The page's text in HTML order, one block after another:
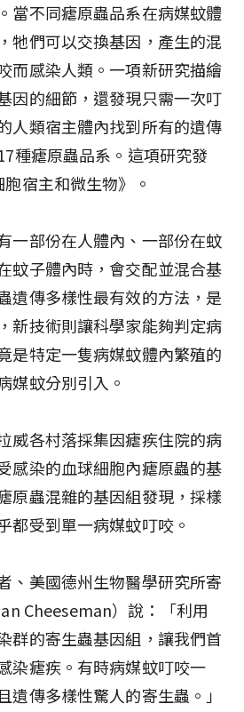
當不同瘧原蟲品系在病媒蚊體
牠們可以交換基因，產生的混
而感染人類。一項新研究描繪
因的細節，還發現只需一次叮
人類宿主體內找到所有的遺傳
種瘧原蟲品系。這項研究發
宿主和微生物》。
一部份在人體內、一部份在蚊
蚊子體內時，會交配並混合基
遺傳多樣性最有效的方法，是
新技術則讓科學家能夠判定病
是特定一隻病媒蚊體內繁殖的
媒蚊分別引入。
威各村落採集因瘧疾住院的病
感染的血球細胞內瘧原蟲的基
原蟲混雜的基因組發現，採樣
都受到單一病媒蚊叮咬。
、美國德州生物醫學研究所寄
Cheeseman）說：「利用
群的寄生蟲基因組，讓我們首
染瘧疾。有時病媒蚊叮咬一
遺傳多樣性驚人的寄生蟲。」